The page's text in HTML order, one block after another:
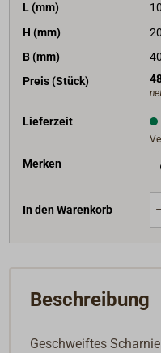
L (mm)
H (mm)
20
B (mm)
40
Preis (Stück)
Lieferzeit
Merken
In den Warenkorb
Beschreibung
Geschweiftes